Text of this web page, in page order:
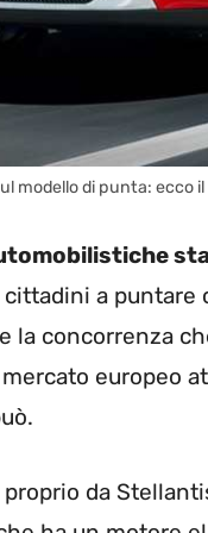
modello di punta: ecco
a
la concorrenza
europeo
da